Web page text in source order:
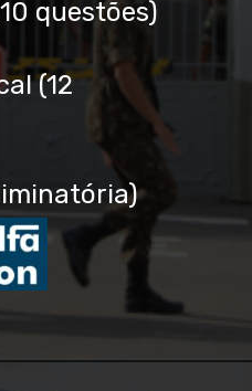
questões)
(12